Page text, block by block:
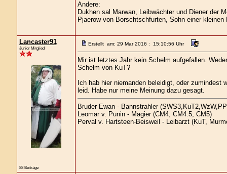
Andere:
Dukhen sal Marwan, Leibwächter und Diener der
Pjaerow von Borschtschfurten, Sohn einer
Lancaster91
Junior Mitglied
88 Beiträge
Erstellt am: 29 Mar 2016 : 15:10:56 Uhr
Mir ist letztes Jahr kein Schelm aufgefallen.
Schelm von KuT?
Ich hab hier niemanden beleidigt, oder
leid. Habe nur meine Meinung dazu gesagt.
Bruder Ewan - Bannstrahler
Leomar v. Punin - Magier (CM4, CM4.5, CM5)
Perval v. Hartsteen-Beisweil - Leibarzt (KuT,